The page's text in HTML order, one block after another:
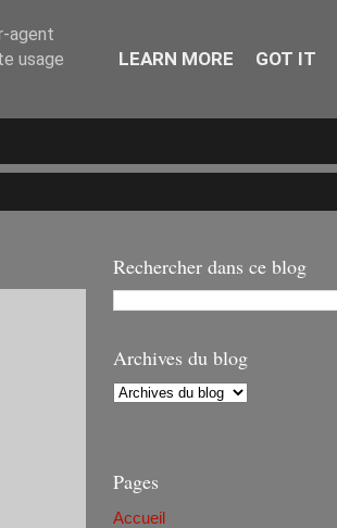
Rechercher dans ce blog
Archives du blog
Pages
Accueil
agent
usage
LEARN MORE GOT IT